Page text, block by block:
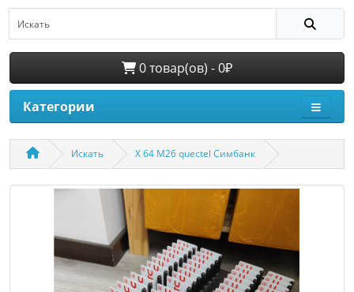
0 товар(ов) - 0₽
Категории
Искать X 64 M26 quectel Симбанк